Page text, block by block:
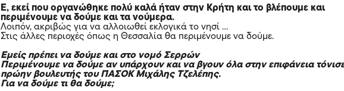
Ε, εκεί που οργανώθηκε πολύ καλά ήταν στην Κρήτη και το βλέπουμε και
περιμένουμε να δούμε και τα νούμερα.
Λοιπόν, ακριβώς για να αλλοιωθεί εκλογικά το νησί …
Στις άλλες περιοχές όπως η Θεσσαλία θα περιμένουμε να δούμε.
Εμείς πρέπει να δούμε και στο νομό Σερρών
Περιμένουμε να δούμε αν υπάρχουν και να βγουν όλα στην επιφάνεια
πρώην βουλευτής του ΠΑΣΟΚ Μιχάλης Τζελέπης.
Για να δούμε τι θα δούμε;